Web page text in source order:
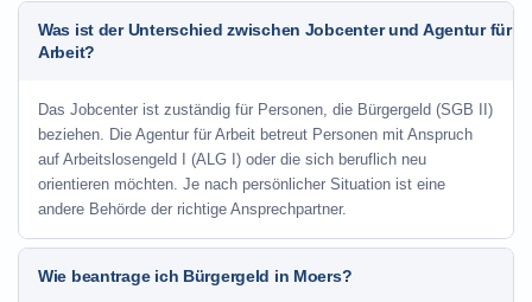
Was ist der Unterschied zwischen Jobcenter und Agentur für
Arbeit?
Das Jobcenter ist zuständig für Personen, die Bürgergeld (SGB II)
beziehen. Die Agentur für Arbeit betreut Personen mit Anspruch
auf Arbeitslosengeld I (ALG I) oder die sich beruflich neu
orientieren möchten. Je nach persönlicher Situation ist eine
andere Behörde der richtige Ansprechpartner.
Wie beantrage ich Bürgergeld in Moers?